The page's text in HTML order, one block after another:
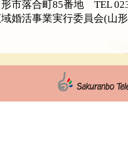
市落合町85番地 TEL
婚活事業実行委員会(山